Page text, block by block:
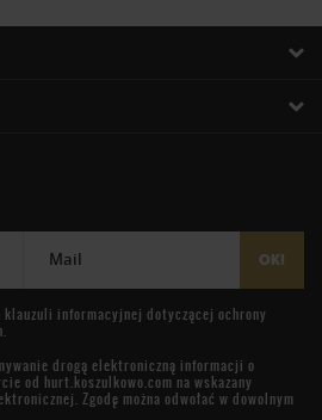
Mail OK!
klauzuli informacyjnej dotyczącej ochrony
drogą elektroniczną informacji o
od hurt.koszulkowo.com na wskazany
Zgodę można odwołać w dowolnym